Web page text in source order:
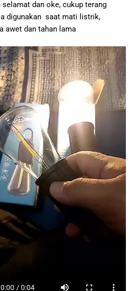
selamat dan oke, cukup terang
digunakan saat mati listrik,
awet dan tahan lama